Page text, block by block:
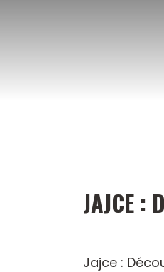
JAJCE :
Jajce :